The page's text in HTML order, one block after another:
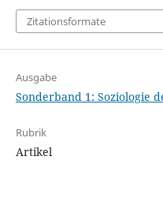
Zitationsformate
Ausgabe
Sonderband 1: Soziologie
Rubrik
Artikel